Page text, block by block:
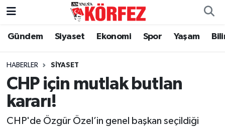
Gündem Siyaset Ekonomi Spor Yaşam
HABERLER SIYASET
CHP için mutlak butlan
kararı!
CHP'de Özgür Özel’in genel başkan seçildiği
Gündem
Siyaset
Yerel Yönetim
Ekonomi
Nöbetçi Eczaneler
Hava Durumu
Trafik Durumu
Süper Lig Puan Durumu ve Fikstür